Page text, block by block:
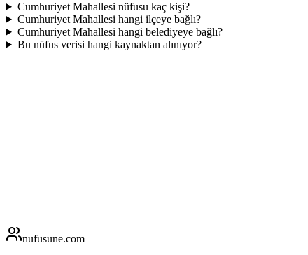
Cumhuriyet Mahallesi nüfusu kaç kişi?
Cumhuriyet Mahallesi hangi ilçeye bağlı?
Cumhuriyet Mahallesi hangi belediyeye bağlı?
Bu nüfus verisi hangi kaynaktan alınıyor?
nufusune.com